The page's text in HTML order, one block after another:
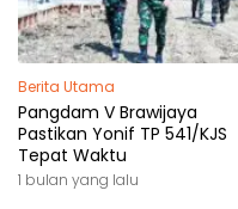
Berita Utama
Pangdam V Brawijaya
Pastikan Yonif TP 541/KJS
Tepat Waktu
1 bulan yang lalu